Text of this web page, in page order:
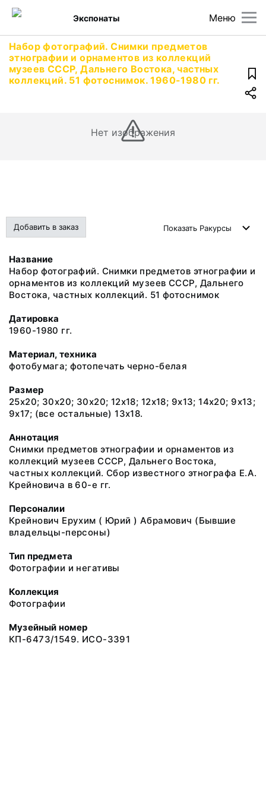
Меню
Экспонаты
Набор фотографий. Снимки предметов
этнографии и орнаментов из коллекций
музеев СССР, Дальнего Востока, частных
коллекций. 51 фотоснимок. 1960-1980 гг.
Нет изображения
Добавить в заказ Показать Ракурсы
Название
Набор фотографий. Снимки предметов этнографии и
орнаментов из коллекций музеев СССР, Дальнего
Востока, частных коллекций. 51 фотоснимок
Датировка
1960-1980 гг.
Материал, техника
фотобумага; фотопечать черно-белая
Размер
25х20; 30х20; 30х20; 12х18; 12х18; 9х13; 14х20; 9х13;
9х17; (все остальные) 13х18.
Аннотация
Снимки предметов этнографии и орнаментов из
коллекций музеев СССР, Дальнего Востока,
частных коллекций. Сбор известного этнографа Е.А.
Крейновича в 60-е гг.
Персоналии
Крейнович Ерухим ( Юрий ) Абрамович (Бывшие
владельцы-персоны)
Тип предмета
Фотографии и негативы
Коллекция
Фотографии
Музейный номер
КП-6473/1549. ИСО-3391